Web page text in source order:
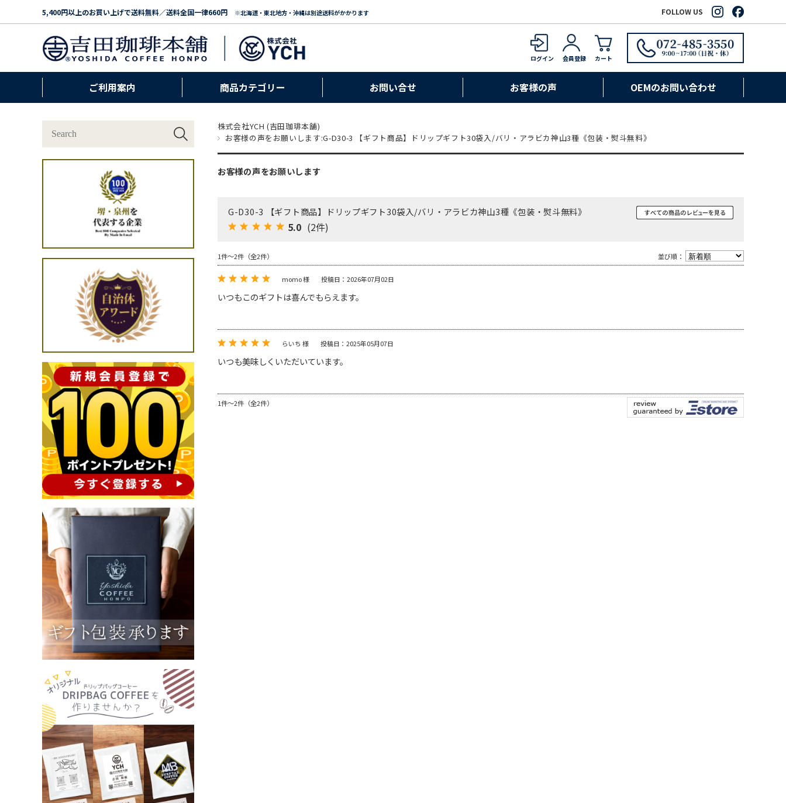
5,400円以上のお買い上げで送料無料／送料全国一律660円 ※北海道・東北地方・沖縄は別途送料がかかります FOLLOW US
ログイン 会員登録 カート
ご利用案内 商品カテゴリー お問い合せ お客様の声 OEMのお問い合わせ
株式会社YCH (吉田珈琲本舗)
お客様の声をお願いします:G-D30-3 【ギフト商品】ドリップギフト30袋入/バリ・アラビカ神山3種《包装・熨斗無料》
お客様の声をお願いします
G-D30-3 【ギフト商品】ドリップギフト30袋入/バリ・アラビカ神山3種《包装・熨斗無料》
5.0 (2件)
1件～2件（全2件） 並び順：
momo 様 投稿日：2026年07月02日
いつもこのギフトは喜んでもらえます。
らいち 様 投稿日：2025年05月07日
いつも美味しくいただいています。
1件～2件（全2件）